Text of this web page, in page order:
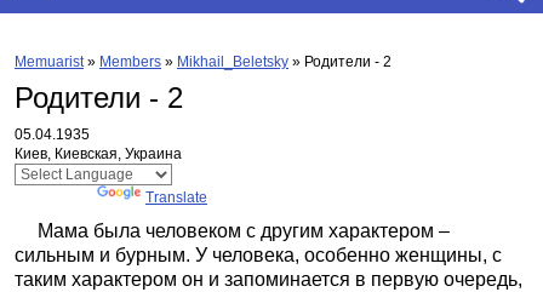
Memuarist» Members » Mikhail_Beletsky » Родители - 2
Родители - 2
05.04.1935
Киев, Киевская, Украина
Translate
Мама была человеком с другим характером –
сильным и бурным. У человека, особенно женщины, с
таким характером он и запоминается в первую очередь,